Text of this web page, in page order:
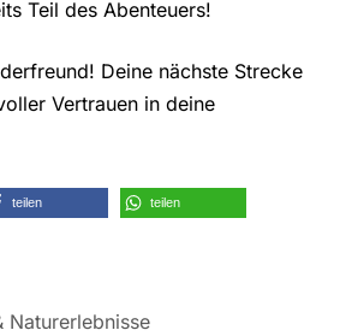
Teil des Abenteuers!
Deine nächste Strecke
Vertrauen in deine
teilen teilen
Naturerlebnisse